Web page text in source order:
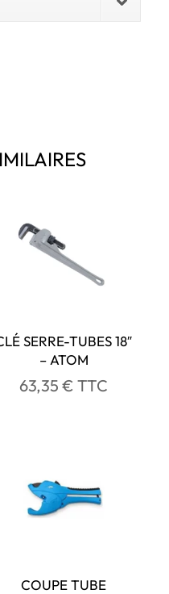
SERRE-TUBES 18″
– ATOM
63,35€ TTC
COUPE TUBE